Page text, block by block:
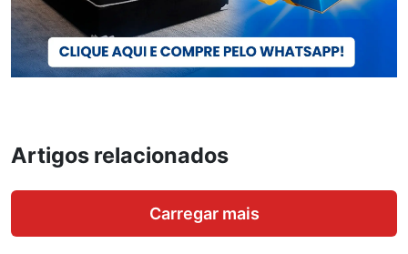
Artigos relacionados
Carregar mais